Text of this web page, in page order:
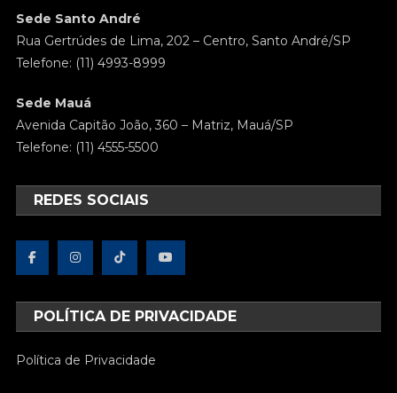
Sede Santo André
Rua Gertrúdes de Lima, 202 – Centro, Santo André/SP
Telefone: (11) 4993-8999
Sede Mauá
Avenida Capitão João, 360 – Matriz, Mauá/SP
Telefone: (11) 4555-5500
REDES SOCIAIS
POLÍTICA DE PRIVACIDADE
Política de Privacidade